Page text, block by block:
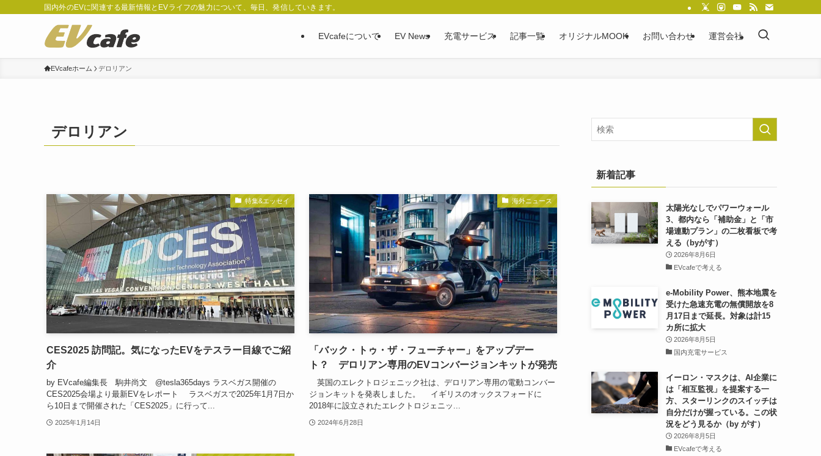
国内外のEVに関連する最新情報とEVライフの魅力について、毎日、発信していきます。
EVcafeについて EV News 充電サービス 記事一覧 オリジナルMOOK お問い合わせ 運営会社
EVcafeホーム デロリアン
デロリアン
特集&エッセイ
CES2025 訪問記。気になったEVをテスラー目線でご紹
介
by EVcafe編集長 駒井尚文 @tesla365days ラスベガス開催の
CES2025会場より最新EVをレポート ラスベガスで2025年1月7日か
ら10日まで開催された「CES2025」に行って...
2025年1月14日
海外ニュース
「バック・トゥ・ザ・フューチャー」をアップデー
ト？ デロリアン専用のEVコンバージョンキットが発売
英国のエレクトロジェニック社は、デロリアン専用の電動コンバー
ジョンキットを発表しました。 イギリスのオックスフォードに
2018年に設立されたエレクトロジェニッ...
2024年6月28日
新着記事
太陽光なしでパワーウォール
3、都内なら「補助金」と「市
場連動プラン」の二枚看板で考
える（byがす）
2026年8月6日
EVcafeで考える
e-Mobility Power、熊本地震を
受けた急速充電の無償開放を8
月17日まで延長。対象は計15
カ所に拡大
2026年8月5日
国内充電サービス
イーロン・マスクは、AI企業に
は「相互監視」を提案する一
方、スターリンクのスイッチは
自分だけが握っている。この状
況をどう見るか（by がす）
2026年8月5日
EVcafeで考える